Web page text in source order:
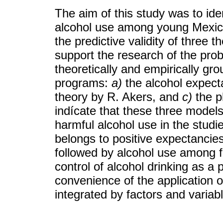
The aim of this study was to
alcohol use among young
the predictive validity of three
support the research of the
theoretically and empirically
programs: a) the alcohol
theory by R. Akers, and c) the
indícate that these three
harmful alcohol use in the
belongs to positive
followed by alcohol use among
control of alcohol drinking as a
convenience of the application
integrated by factors and